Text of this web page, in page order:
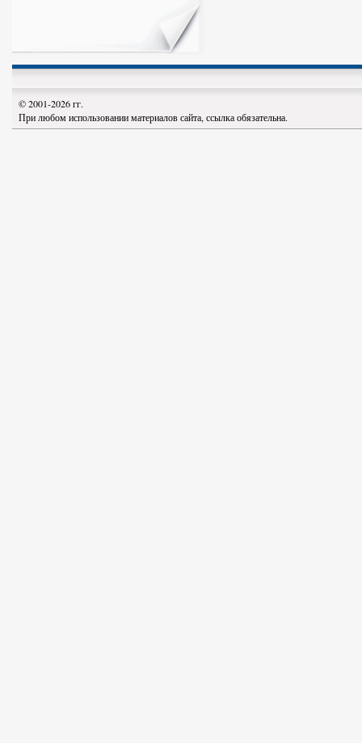
© 2001-2026 гг.
При любом использовании материалов сайта, ссылка обязательна.